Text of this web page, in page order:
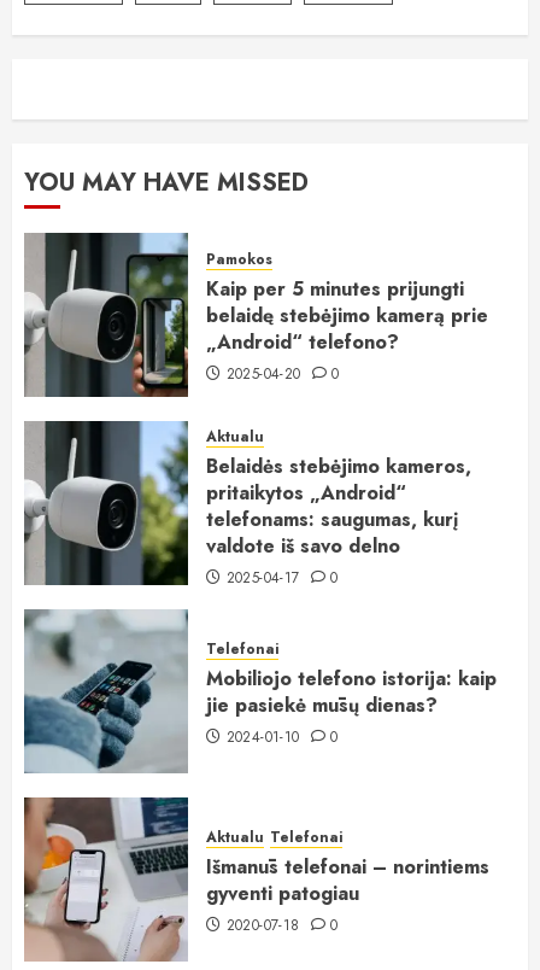
YOU MAY HAVE MISSED
Pamokos
Kaip per 5 minutes prijungti
belaidę stebėjimo kamerą prie
„Android“ telefono?
2025-04-20 0
Aktualu
Belaidės stebėjimo kameros,
pritaikytos „Android“
telefonams: saugumas, kurį
valdote iš savo delno
2025-04-17 0
Telefonai
Mobiliojo telefono istorija: kaip
jie pasiekė mūsų dienas?
2024-01-10 0
Aktualu Telefonai
Išmanūs telefonai – norintiems
gyventi patogiau
2020-07-18 0